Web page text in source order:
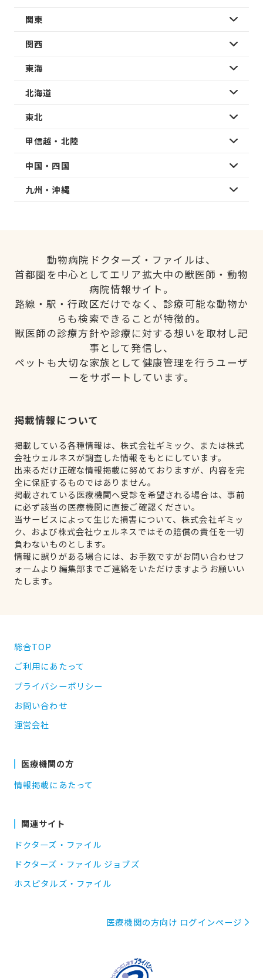
関東
関西
東海
北海道
東北
甲信越・北陸
中国・四国
九州・沖縄
動物病院ドクターズ・ファイルは、
首都圏を中心としてエリア拡大中の獣医師・動物
病院情報サイト。
路線・駅・行政区だけでなく、診療可能な動物か
らも検索できることが特徴的。
獣医師の診療方針や診療に対する想いを取材し記
事として発信し、
ペットも大切な家族として健康管理を行うユーザ
ーをサポートしています。
掲載情報について
掲載している各種情報は、株式会社ギミック、または株式
会社ウェルネスが調査した情報をもとにしています。
出来るだけ正確な情報掲載に努めておりますが、内容を完
全に保証するものではありません。
掲載されている医療機関へ受診を希望される場合は、事前
に必ず該当の医療機関に直接ご確認ください。
当サービスによって生じた損害について、株式会社ギミッ
ク、および株式会社ウェルネスではその賠償の責任を一切
負わないものとします。
情報に誤りがある場合には、お手数ですがお問い合わせフ
ォームより編集部までご連絡をいただけますようお願いい
たします。
総合TOP
ご利用にあたって
プライバシーポリシー
お問い合わせ
運営会社
医療機関の方
情報掲載にあたって
関連サイト
ドクターズ・ファイル
ドクターズ・ファイル ジョブズ
ホスピタルズ・ファイル
医療機関の方向け ログインページ